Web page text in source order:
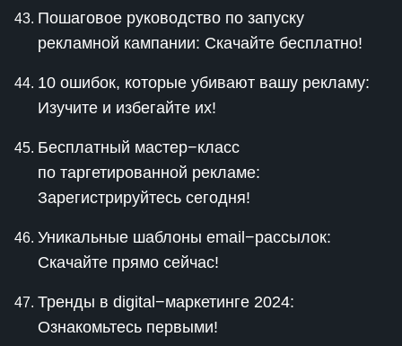
Пошаговое руководство по запуску
рекламной кампании: Скачайте бесплатно!
10 ошибок, которые убивают вашу рекламу:
Изучите и избегайте их!
Бесплатный мастер−класс
по таргетированной рекламе:
Зарегистрируйтесь сегодня!
Уникальные шаблоны email−рассылок:
Скачайте прямо сейчас!
Тренды в digital−маркетинге 2024:
Ознакомьтесь первыми!